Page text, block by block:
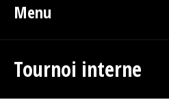
Menu
Tournoi interne